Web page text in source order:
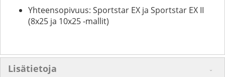
Yhteensopivuus: Sportstar EX ja Sportstar EX II
(8x25 ja 10x25 -mallit)
Lisätietoja